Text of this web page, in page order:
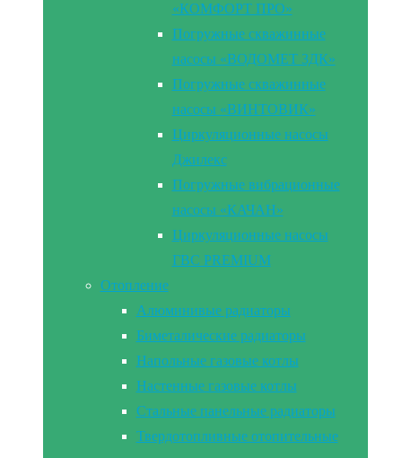
«КОМФОРТ ПРО»
Погружные скважинные
насосы «ВОДОМЕТ 3ДК»
Погружные скважинные
насосы «ВИНТОВИК»
Циркуляционные насосы
Джилекс
Погружные вибрационные
насосы «КАЧАН»
Циркуляционные насосы
ГВС PREMIUM
Отопление
Алюминивые радиаторы
Биметалические радиаторы
Напольные газовые котлы
Настенные газовые котлы
Стальные панельные радиаторы
Твердотопливные отопительные